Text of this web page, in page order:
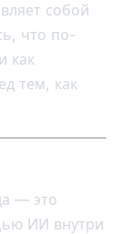
собой
что по-
как
тем, как
— это
ИИ внутри